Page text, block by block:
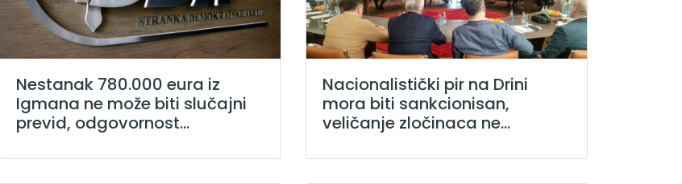
Nestanak 780.000 eura iz
Igmana ne može biti slučajni
previd, odgovornost...
Nacionalistički pir na Drini
mora biti sankcionisan,
veličanje zločinaca ne...